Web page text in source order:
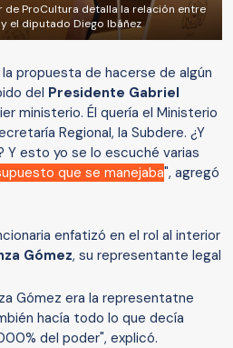
de ProCultura detalla la relación entre
el diputado Diego Ibáñez
propuesta de hacerse de algún
del Presidente Gabriel
ministerio. Él quería el Ministerio
Regional, la Subdere. ¿Y
Y esto yo se lo escuché varias
que se manejaba", agregó
enfatizó en el rol al interior
Gómez, su representante legal
Gómez era la representatne
hacía todo lo que decía
del poder", explicó.